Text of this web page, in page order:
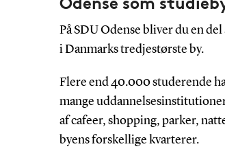
På SDU Odense bliver du en
i Danmarks tredjestørste by.
Flere end 40.000 studerende
mange
af cafeer, shopping, parker,
byens forskellige kvarterer.